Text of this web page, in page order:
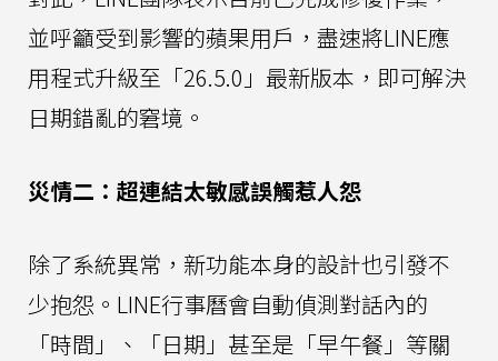
並呼籲受到影響的蘋果用戶，盡速將LINE應
用程式升級至「26.5.0」最新版本，即可解決
日期錯亂的窘境。
災情二：超連結太敏感誤觸惹人怨
除了系統異常，新功能本身的設計也引發不
少抱怨。LINE行事曆會自動偵測對話內的
「時間」、「日期」甚至是「早午餐」等關